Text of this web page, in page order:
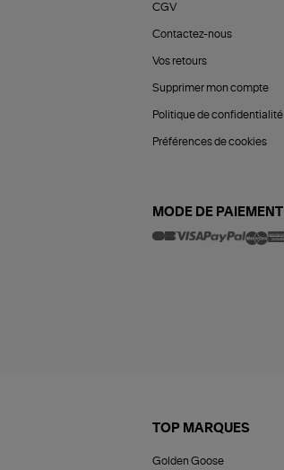
CGV
Contactez-nous
Vos retours
Supprimer mon compte
Politique de confidentialité
Préférences de cookies
MODE DE PAIEMENT
TOP MARQUES
Golden Goose